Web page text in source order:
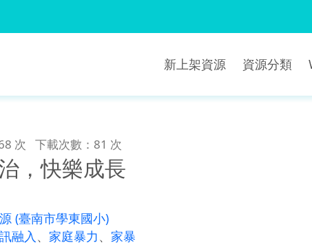
新上架資源 資源分類
次 下載次數：81 次
，快樂成長
(臺南市學東國小)
融入 、 家庭暴力、 家暴